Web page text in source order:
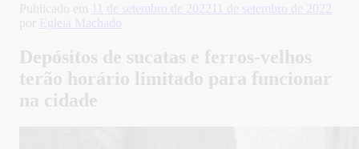
Publicado em 11 de setembro de 2022
11 de setembro de 2022
por
Egleia Machado
Depósitos de sucatas e ferros-velhos
terão horário limitado para funcionar
na cidade